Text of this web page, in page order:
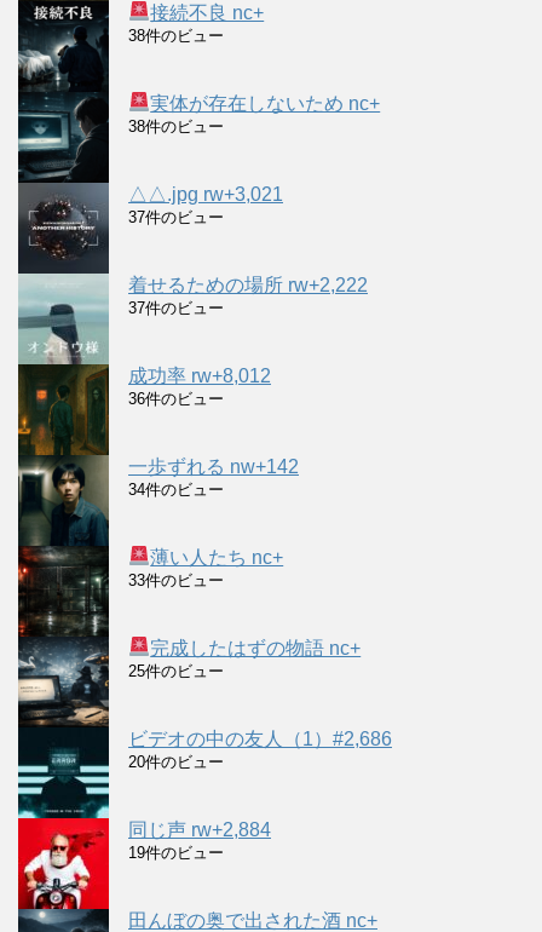
接続不良 nc+
38件のビュー
実体が存在しないため nc+
38件のビュー
△△.jpg rw+3,021
37件のビュー
着せるための場所 rw+2,222
37件のビュー
成功率 rw+8,012
36件のビュー
一歩ずれる nw+142
34件のビュー
薄い人たち nc+
33件のビュー
完成したはずの物語 nc+
25件のビュー
ビデオの中の友人（1）#2,686
20件のビュー
同じ声 rw+2,884
19件のビュー
田んぼの奥で出された酒 nc+